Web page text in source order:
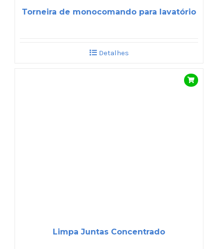
Torneira de monocomando para lavatório
Detalhes
Limpa Juntas Concentrado